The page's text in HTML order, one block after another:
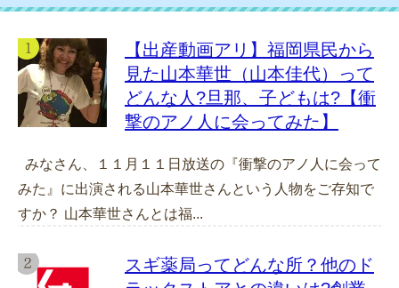
【出産動画アリ】福岡県民から
見た山本華世（山本佳代）って
どんな人?旦那、子どもは?【衝
撃のアノ人に会ってみた】
みなさん、１１月１１日放送の『衝撃のアノ人に会って
みた』に出演される山本華世さんという人物をご存知で
すか？ 山本華世さんとは福...
スギ薬局ってどんな所？他のド